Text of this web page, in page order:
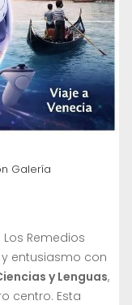
Galería
Los Remedios
entusiasmo con
y Lenguas,
centro. Esta